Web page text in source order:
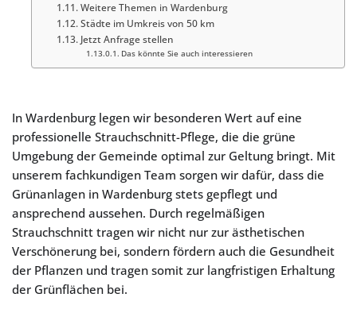
Weitere Themen in Wardenburg
Städte im Umkreis von 50 km
Jetzt Anfrage stellen
Das könnte Sie auch interessieren
In Wardenburg legen wir besonderen Wert auf eine
professionelle Strauchschnitt-Pflege, die die grüne
Umgebung der Gemeinde optimal zur Geltung bringt. Mit
unserem fachkundigen Team sorgen wir dafür, dass die
Grünanlagen in Wardenburg stets gepflegt und
ansprechend aussehen. Durch regelmäßigen
Strauchschnitt tragen wir nicht nur zur ästhetischen
Verschönerung bei, sondern fördern auch die Gesundheit
der Pflanzen und tragen somit zur langfristigen Erhaltung
der Grünflächen bei.